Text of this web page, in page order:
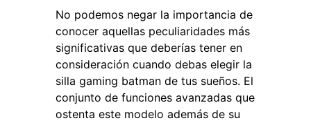
No podemos negar la importancia de
conocer aquellas peculiaridades más
significativas que deberías tener en
consideración cuando debas elegir la
silla gaming batman de tus sueños. El
conjunto de funciones avanzadas que
ostenta este modelo además de su